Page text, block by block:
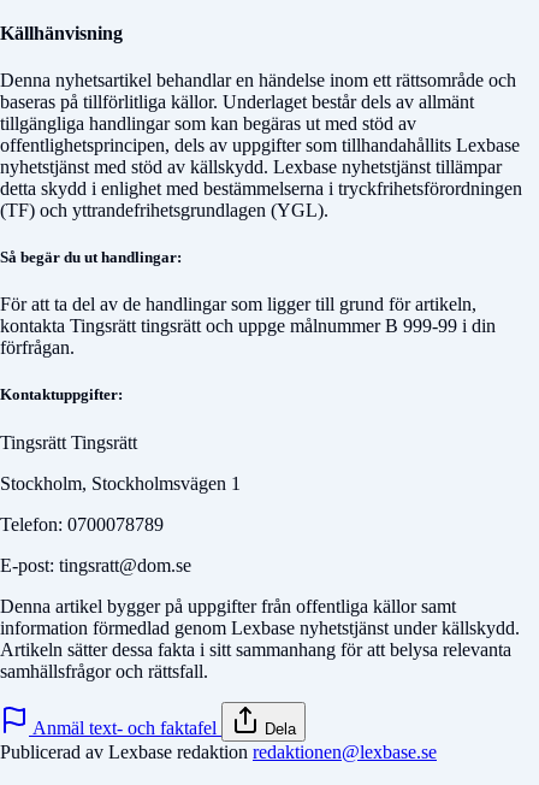
Källhänvisning
Denna nyhetsartikel behandlar en händelse inom ett rättsområde och
baseras på tillförlitliga källor. Underlaget består dels av allmänt
tillgängliga handlingar som kan begäras ut med stöd av
offentlighetsprincipen, dels av uppgifter som tillhandahållits Lexbase
nyhetstjänst med stöd av källskydd. Lexbase nyhetstjänst tillämpar
detta skydd i enlighet med bestämmelserna i tryckfrihetsförordningen
(TF) och yttrandefrihetsgrundlagen (YGL).
Så begär du ut handlingar:
För att ta del av de handlingar som ligger till grund för artikeln,
kontakta Tingsrätt tingsrätt och uppge målnummerB 999-99 i din
förfrågan.
Kontaktuppgifter:
Tingsrätt Tingsrätt
Stockholm, Stockholmsvägen 1
Telefon: 0700078789
E-post: tingsratt@dom.se
Denna artikel bygger på uppgifter från offentliga källor samt
information förmedlad genom Lexbase nyhetstjänst under källskydd.
Artikeln sätter dessa fakta i sitt sammanhang för att belysa relevanta
samhällsfrågor och rättsfall.
Anmäl text- och faktafel Dela
Publicerad av Lexbase redaktion redaktionen@lexbase.se